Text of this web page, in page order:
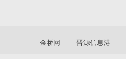
金桥网 晋源信息港